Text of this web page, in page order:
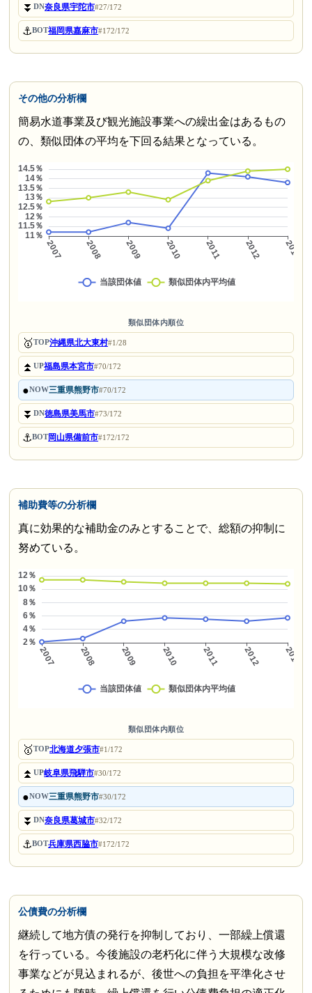
⏬DN奈良県宇陀市#27/172
⚓BOT福岡県嘉麻市#172/172
その他の分析欄
簡易水道事業及び観光施設事業への繰出金はあるもの
の、類似団体の平均を下回る結果となっている。
類似団体内順位
🥇TOP沖縄県北大東村#1/28
⏫UP福島県本宮市#70/172
●NOW三重県熊野市#70/172
⏬DN徳島県美馬市#73/172
⚓BOT岡山県備前市#172/172
補助費等の分析欄
真に効果的な補助金のみとすることで、総額の抑制に
努めている。
類似団体内順位
🥇TOP北海道夕張市#1/172
⏫UP岐阜県飛騨市#30/172
●NOW三重県熊野市#30/172
⏬DN奈良県葛城市#32/172
⚓BOT兵庫県西脇市#172/172
公債費の分析欄
継続して地方債の発行を抑制しており、一部繰上償還
を行っている。今後施設の老朽化に伴う大規模な改修
事業などが見込まれるが、後世への負担を平準化させ